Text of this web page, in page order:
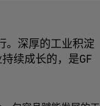
。深厚的工业积淀
续成长的，是GF